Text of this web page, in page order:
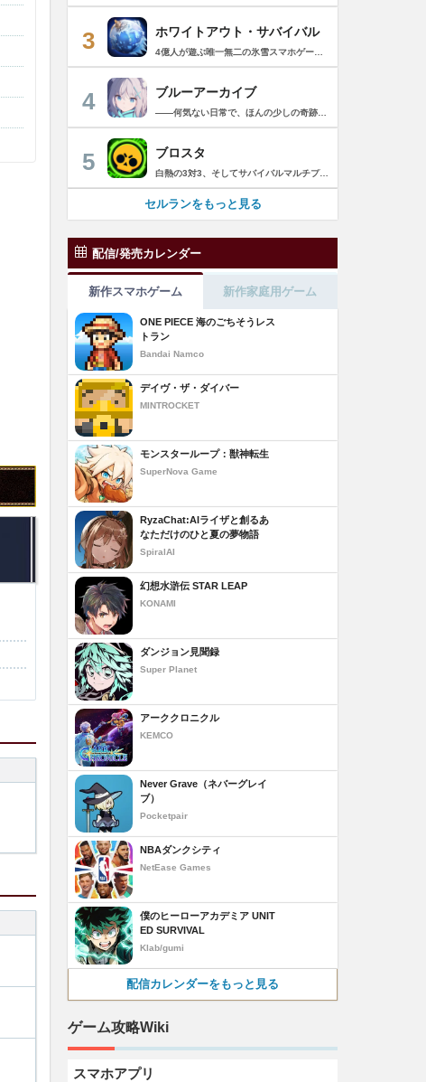
3 ホワイトアウト・サバイバル
4 ブルーアーカイブ
5 ブロスタ
白熱の3対3、そしてサバイバルマルチプレイを楽しめるモバイルゲーム！3分間で展開する様々なゲームモード… 友達と共闘するもよし、一人で戦うもよし。 強力な必殺技や特殊能力を持ったキャラクターを入手して、アップグレードしましょう。ユニークなスキンを集めれば、戦場でひときわ目立つこと間違いなし！ブロスタワールドの不思議なステージで、バトルを繰り広げましょう！ ブロスタは無料でダウンロードおよびプレイが可能ですが、一部のゲーム内アイテムを有料で購入いただくことも可能です（ランダムなアイテムを含む）。ゲーム内アイテムの有料購入を希望しない場合は、デバイスの設定からアプリ内課金を無効にしてください。 様々なゲームモードで戦おう エメラルドハント（3対3）：チームの仲間と共に敵チームに勝利！エメラルドを10個集めたら最後まで守り抜きましょう。倒されるとエメラルドも失います。 バトルロイヤル（ソロ/デュオ）：生き残りをかけたサバイバルモード。キャラクターのパワーアップを集めましょう。デュオまたはソロモードを選んだら、大混乱の戦場で最後まで生き延びた者が勝者となります。そして勝者がすべてを独り占めします！ ブロストライカー（3対3）：ひと味違うゲームモードです！サッカーの腕試しといきましょう。先に2ゴールを決めたチームが勝利します。なおレッドカードはありませんので、激しいバトルにご注意ください。 賞金稼ぎ（3対3）：敵を倒して星を獲得！自分の星も守り抜きましょう。より多くの星を集めたチームの勝利です。 強奪（3対3）：チームの金庫を守りながら、敵チームの金庫の破壊を目指します。ひっそりと前進したら、豪快にお宝までの道を切り拓きましょう！ 特別イベント：期間限定の特別な対人および対CPUゲームモードです。 チャンピオンシップチャレンジ：ブロスタのゲーム内予選に参加して、eスポーツの世界に飛び込みましょう！ キャラクターのアンロックとアップグレード 強力な必殺技や特殊能力を持ったキャラクターを集めて、アップグレードしましょう。キャラクターを強化して、ユニークなスキンを集めましょう。 ブロスタパス クエストやブロスタボックス、エメラルド、ピンズ、そしてブロスタパス限定スキンなど、特典が盛りだくさん！シーズンごとに特典は変わります。 MVPプレイヤーになろう ローカルのランキングを駆け上がり、あなたの強さを証明しましょう！ どんな時も進化しよう 新たなキャラクターやスキン、マップ、特別イベント、ゲームモードを探し求めましょう。 特徴： 3対3のリアルタイム対戦で世界中のプレイヤーとバトル 白熱のモバイル向けサバイバルマルチプレイ 独自の攻撃や必殺技を持った、強力な新キャラクターをアンロック 日々入れ替わるイベントとゲームモード バトルは一人でも、フレンドと一緒でもプレイ可能 グローバルまたはローカルのランキングを駆け上がろう 仲間とクラブを結成したり参加したりして、情報交換しながら共に戦おう スキンをアンロックしてキャラクターをカスタマイズ プレイヤーが作った攻略の難しい新マップ クラッシュ・オブ・クラン、クラッシュ・ロワイヤル、ブーム・ビーチの制作会社がお届けするバトルゲーム！ サポート： サポートが必要な際は、ゲーム内の設定の「ヘルプとサポート」からご連絡いただくか、http://supercell.helpshift.com/a/brawl-stars/をご覧ください。 プライバシーポリシー： http://supercell.com/en/privacy-policy/jp/ サービス利用規約： http://supercell.com/en/terms-of-service/jp/ 保護者の皆さまへ： http://supercell.com/en/parents/jp/
セルランをもっと見る
配信/発売カレンダー
新作スマホゲーム 新作家庭用ゲーム
ONE PIECE 海のごちそうレス
トラン
Bandai Namco
デイヴ・ザ・ダイバー
MINTROCKET
モンスターループ：獣神転生
SuperNova Game
RyzaChat:AIライザと創るあ
なただけのひと夏の夢物語
SpiralAI
幻想水滸伝 STAR LEAP
KONAMI
ダンジョン見聞録
Super Planet
アーククロニクル
KEMCO
Never Grave（ネバーグレイ
ブ）
Pocketpair
NBAダンクシティ
NetEase Games
僕のヒーローアカデミア UNIT
ED SURVIVAL
Klab/gumi
配信カレンダーをもっと見る
ゲーム攻略Wiki
スマホアプリ